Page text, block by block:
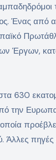
Ένας
κατά
630
την
Άλλες